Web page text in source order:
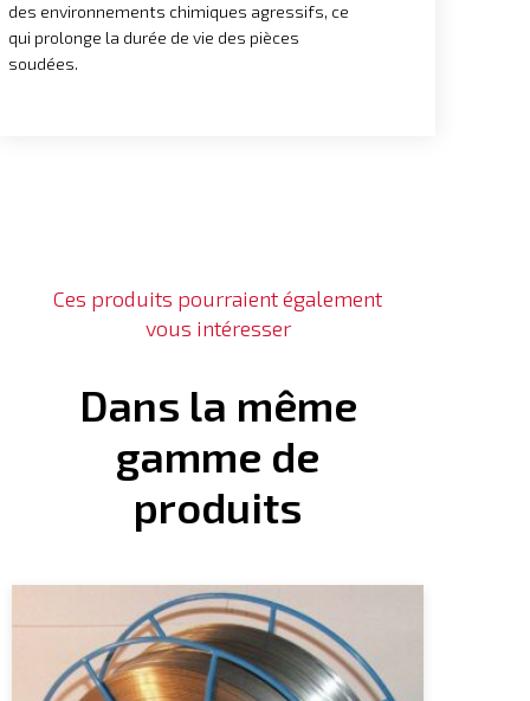
des environnements chimiques agressifs, ce
qui prolonge la durée de vie des pièces
soudées. ​
Ces produits pourraient également
vous intéresser
Dans la même
gamme de
produits